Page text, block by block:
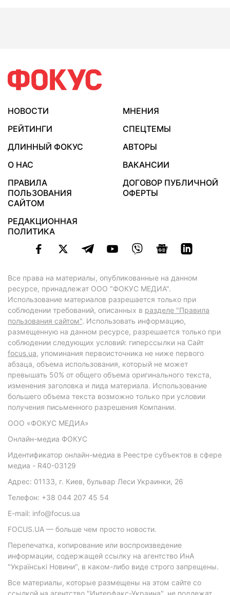
НОВОСТИ
МНЕНИЯ
РЕЙТИНГИ
СПЕЦТЕМЫ
ДЛИННЫЙ ФОКУС
АВТОРЫ
О НАС
ВАКАНСИИ
ПРАВИЛА
ПОЛЬЗОВАНИЯ
САЙТОМ
ДОГОВОР ПУБЛИЧНОЙ
ОФЕРТЫ
РЕДАКЦИОННАЯ
ПОЛИТИКА
Все права на материалы, опубликованные на данном
ресурсе, принадлежат ООО "ФОКУС МЕДИА".
Использование материалов разрешается только при
соблюдении требований, описанных в разделе "Правила
пользования сайтом". Использовать информацию,
размещенную на данном ресурсе, разрешается только при
соблюдении следующих условий: гиперссылки на Сайт
focus.ua, упоминания первоисточника не ниже первого
абзаца, объема использования, который не может
превышать 50% от общего объема оригинального текста,
изменения заголовка и лида материала. Использование
большего объема текста возможно только при условии
получения письменного разрешения Компании.
ООО «ФОКУС МЕДИА»
Онлайн-медиа ФОКУС
Идентификатор онлайн-медиа в Реестре субъектов в сфере
медиа - R40-03129
Адрес: 01133, г. Киев, бульвар Леси Украинки, 26
Телефон: +38 044 207 45 54
E-mail: info@focus.ua
FOCUS.UA — больше чем просто новости.
Перепечатка, копирование или воспроизведение
информации, содержащей ссылку на агентство ИнА
"Українські Новини", в каком-либо виде строго запрещены.
Все материалы, которые размещены на этом сайте со
ссылкой на агентство "Интерфакс-Украина", не подлежат